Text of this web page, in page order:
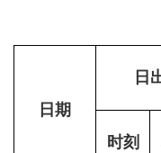
日期
日
时刻